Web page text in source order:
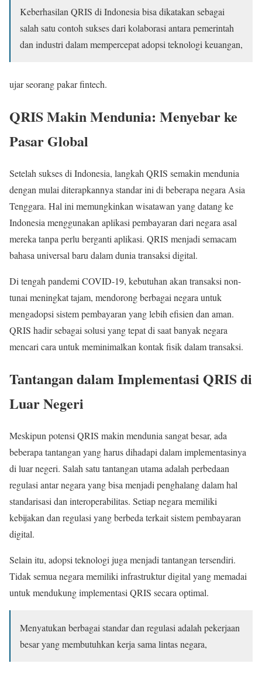
Keberhasilan QRIS di Indonesia bisa dikatakan sebagai
salah satu contoh sukses dari kolaborasi antara pemerintah
dan industri dalam mempercepat adopsi teknologi keuangan,
ujar seorang pakar fintech.
QRIS Makin Mendunia: Menyebar ke
Pasar Global
Setelah sukses di Indonesia, langkah QRIS semakin mendunia
dengan mulai diterapkannya standar ini di beberapa negara Asia
Tenggara. Hal ini memungkinkan wisatawan yang datang ke
Indonesia menggunakan aplikasi pembayaran dari negara asal
mereka tanpa perlu berganti aplikasi. QRIS menjadi semacam
bahasa universal baru dalam dunia transaksi digital.
Di tengah pandemi COVID-19, kebutuhan akan transaksi non-
tunai meningkat tajam, mendorong berbagai negara untuk
mengadopsi sistem pembayaran yang lebih efisien dan aman.
QRIS hadir sebagai solusi yang tepat di saat banyak negara
mencari cara untuk meminimalkan kontak fisik dalam transaksi.
Tantangan dalam Implementasi QRIS di
Luar Negeri
Meskipun potensi QRIS makin mendunia sangat besar, ada
beberapa tantangan yang harus dihadapi dalam implementasinya
di luar negeri. Salah satu tantangan utama adalah perbedaan
regulasi antar negara yang bisa menjadi penghalang dalam hal
standarisasi dan interoperabilitas. Setiap negara memiliki
kebijakan dan regulasi yang berbeda terkait sistem pembayaran
digital.
Selain itu, adopsi teknologi juga menjadi tantangan tersendiri.
Tidak semua negara memiliki infrastruktur digital yang memadai
untuk mendukung implementasi QRIS secara optimal.
Menyatukan berbagai standar dan regulasi adalah pekerjaan
besar yang membutuhkan kerja sama lintas negara,